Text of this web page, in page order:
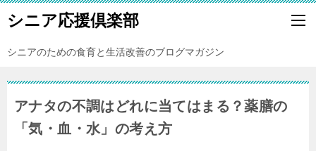
シニア応援倶楽部
シニアのための食育と生活改善のブログマガジン
アナタの不調はどれに当てはまる？薬膳の
「気・血・水」の考え方